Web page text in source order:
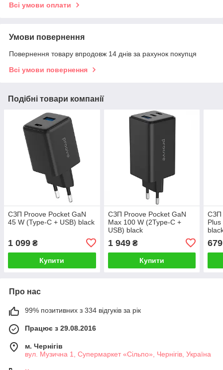
Всі умови оплати
Умови повернення
Повернення товару впродовж 14 днів за рахунок покупця
Всі умови повернення
Подібні товари компанії
СЗП Proove Pocket GaN
45 W (Type-C + USB) black
1 099 ₴
Купити
СЗП Proove Pocket GaN
Max 100 W (2Type-C +
USB) black
1 949₴
Купити
СЗП
679
Про нас
99% позитивних з 334 відгуків за рік
Працює з 29.08.2016
м. Чернігів
вул. Музична 1, Супермаркет «Сільпо», Чернігів, Україна